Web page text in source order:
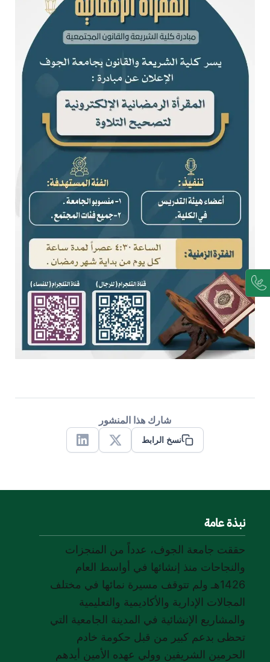
شارك هذا المنشور
نسخ الرابط
X
Linkedin
نبذة عامة
حققت جامعة الجوف، عدداً من المنجزات
والنجاحات منذ إنشائها في أواسط العام
1426هـ ولم تتوقف مسيرة نمائها في مختلف
المجالات الإدارية والأكاديمية والتعليمية
والمشاريع الإنشائية في المدينة الجامعية التي
تحظى بدعم كبير من قبل حكومة خادم
الحرمين الشريفين وولي عهده الأمين أيدهم